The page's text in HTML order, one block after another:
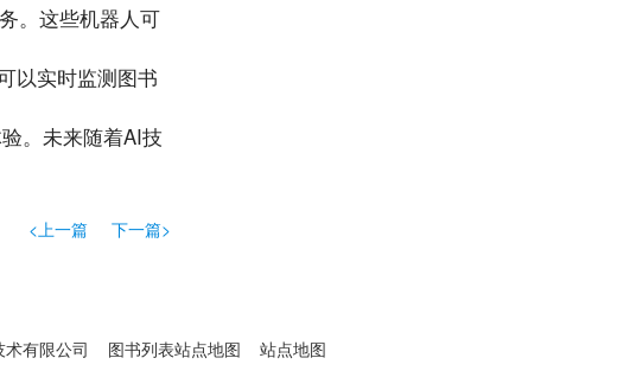
。这些机器人可
以实时监测图书
。未来随着AI技
<上一篇 下一篇>
有限公司 图书列表站点地图 站点地图